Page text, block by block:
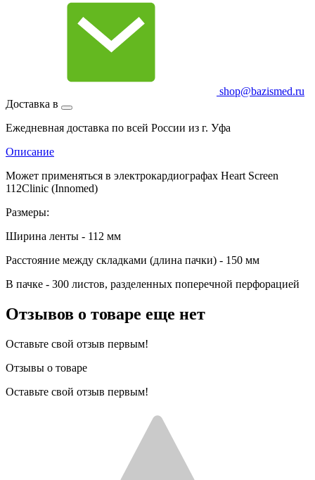
shop@bazismed.ru
Доставка в
Ежедневная доставка по всей России из г. Уфа
Описание
Может применяться в электрокардиографах Heart Screen
112Сlinic (Innomed)
Размеры:
Ширина ленты - 112 мм
Расстояние между складками (длина пачки) - 150 мм
В пачке - 300 листов, разделенных поперечной перфорацией
Отзывов о товаре еще нет
Оставьте свой отзыв первым!
Отзывы о товаре
Оставьте свой отзыв первым!